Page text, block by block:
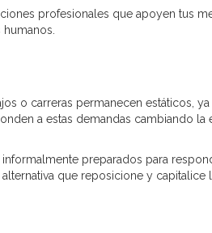
profesionales que apoyen tus
o carreras permanecen estáticos,
a estas demandas cambiando
preparados para
que reposicione y capitalice